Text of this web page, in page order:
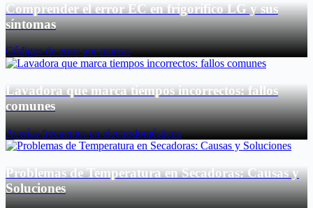
Comprender el error EC en frigorífico LG y sus
síntomas
Códigos de error por marcas
Lavadora que marca tiempos incorrectos: fallos
comunes
Averías frecuentes en electrodomésticos
Problemas de Temperatura en Secadoras: Causas y
Soluciones